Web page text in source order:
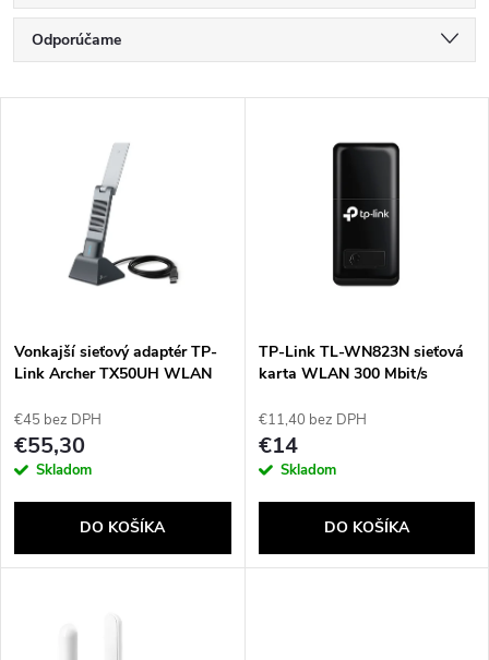
R
a
e
p
r
d
Odporúčame
Najpredávanejšie
Abecedne
s
p
r
o
d
Vonkajší sieťový adaptér TP-
Link Archer TX50UH WLAN
€45 bez DPH
€55,30
Skladom
DO KOŠÍKA
TP-Link TL-WN823N sieťová
karta WLAN 300 Mbit/s
€11,40 bez DPH
€14
Skladom
DO KOŠÍKA